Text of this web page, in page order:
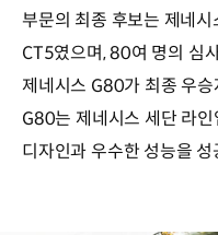
부문의 최종 후보는 제네
CT5였으며, 80여 명의 심
제네시스 G80가 최종 우
G80는 제네시스 세단 라
디자인과 우수한 성능을